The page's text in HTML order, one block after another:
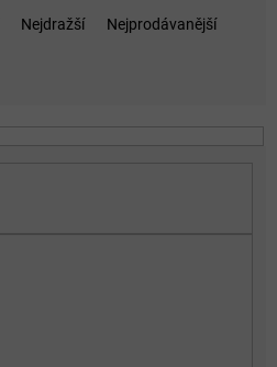
Nejdražší Nejprodávanější